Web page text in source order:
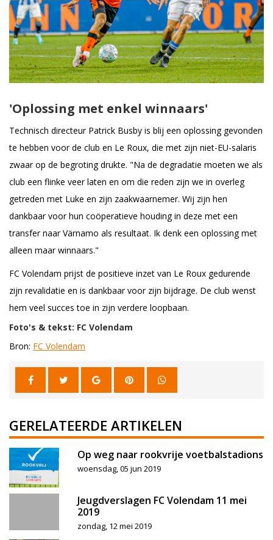
'Oplossing met enkel winnaars'
Technisch directeur Patrick Busby is blij een oplossing gevonden
te hebben voor de club en Le Roux, die met zijn niet-EU-salaris
zwaar op de begroting drukte. "Na de degradatie moeten we als
club een flinke veer laten en om die reden zijn we in overleg
getreden met Luke en zijn zaakwaarnemer. Wij zijn hen
dankbaar voor hun coöperatieve houding in deze met een
transfer naar Värnamo als resultaat. Ik denk een oplossing met
alleen maar winnaars."
FC Volendam prijst de positieve inzet van Le Roux gedurende
zijn revalidatie en is dankbaar voor zijn bijdrage. De club wenst
hem veel succes toe in zijn verdere loopbaan.
Foto's & tekst: FC Volendam
Bron: FC Volendam
GERELATEERDE ARTIKELEN
Op weg naar rookvrije voetbalstadions
woensdag, 05 jun 2019
Jeugdverslagen FC Volendam 11 mei
2019
zondag, 12 mei 2019